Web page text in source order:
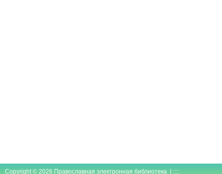
Copyright © 2026 Православная электронная библиотека | ::::